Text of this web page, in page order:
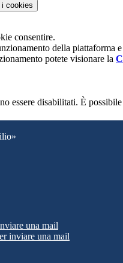
i cookies
consentire.
della piattaforma
potete visionare la
essere disabilitati. È
una mail
inviare una mail